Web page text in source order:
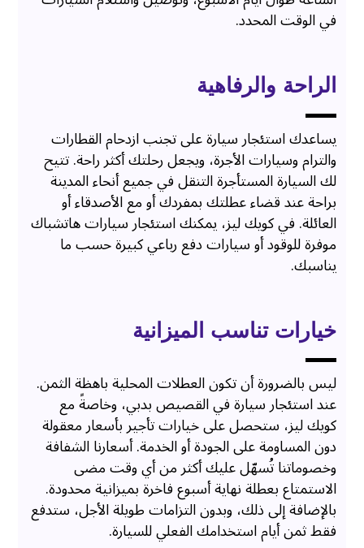
في الوقت المحدد.
الراحة والرفاهية
يساعدك استئجار سيارة على تجنب ازدحام القطارات
والترام وسيارات الأجرة، ويجعل رحلتك أكثر راحة. تتيح
لك السيارة المستأجرة التنقل في جميع أنحاء المدينة
براحة عند قضاء عطلتك بمفردك أو مع الأصدقاء أو
العائلة. في كويك ليز، يمكنك استئجار سيارات هاتشباك
موفرة للوقود أو سيارات دفع رباعي كبيرة حسب ما
يناسبك.
خيارات تناسب الميزانية
ليس بالضرورة أن تكون العطلات المحلية باهظة الثمن.
عند استئجار سيارة في القصيص بدبي، وخاصةً مع
كويك ليز، ستحصل على خيارات تأجير بأسعار معقولة
دون المساومة على الجودة أو الخدمة. أسعارنا الشفافة
وخصوماتنا تُسهّل عليك أكثر من أي وقت مضى
الاستمتاع بعطلة نهاية أسبوع فاخرة بميزانية محدودة.
بالإضافة إلى ذلك، وبدون التزامات طويلة الأجل، ستدفع
فقط ثمن أيام استخدامك الفعلي للسيارة.